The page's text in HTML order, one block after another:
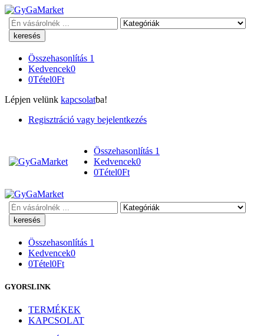
Keresés
Összehasonlítás 1
Kedvencek0
0Tétel0Ft
Lépjen velünk kapcsolatba!
Regisztráció vagy bejelentkezés
Összehasonlítás 1
Kedvencek0
0Tétel0Ft
Keresés
Összehasonlítás 1
Kedvencek0
0Tétel0Ft
GYORSLINK
TERMÉKEK
KAPCSOLAT